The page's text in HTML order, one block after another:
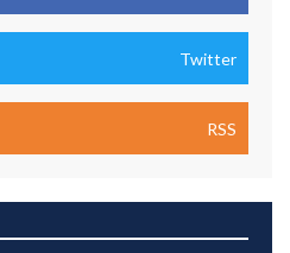
Twitter
RSS